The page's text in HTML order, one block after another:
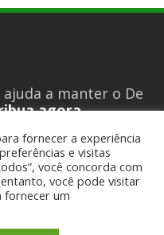
ajuda a manter o De
agora
fornecer a experiência
e visitas
você concorda com
você pode visitar
fornecer um